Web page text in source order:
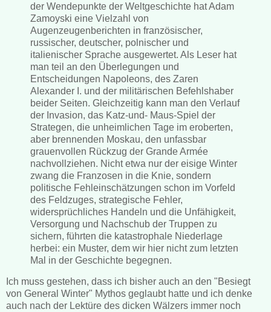
der Wendepunkte der Weltgeschichte hat Adam
Zamoyski eine Vielzahl von
Augenzeugenberichten in französischer,
russischer, deutscher, polnischer und
italienischer Sprache ausgewertet. Als Leser hat
man teil an den Überlegungen und
Entscheidungen Napoleons, des Zaren
Alexander I. und der militärischen Befehlshaber
beider Seiten. Gleichzeitig kann man den Verlauf
der Invasion, das Katz-und- Maus-Spiel der
Strategen, die unheimlichen Tage im eroberten,
aber brennenden Moskau, den unfassbar
grauenvollen Rückzug der Grande Armée
nachvollziehen. Nicht etwa nur der eisige Winter
zwang die Franzosen in die Knie, sondern
politische Fehleinschätzungen schon im Vorfeld
des Feldzuges, strategische Fehler,
widersprüchliches Handeln und die Unfähigkeit,
Versorgung und Nachschub der Truppen zu
sichern, führten die katastrophale Niederlage
herbei: ein Muster, dem wir hier nicht zum letzten
Mal in der Geschichte begegnen.
Ich muss gestehen, dass ich bisher auch an den "Besiegt
von General Winter" Mythos geglaubt hatte und ich denke
auch nach der Lektüre des dicken Wälzers immer noch